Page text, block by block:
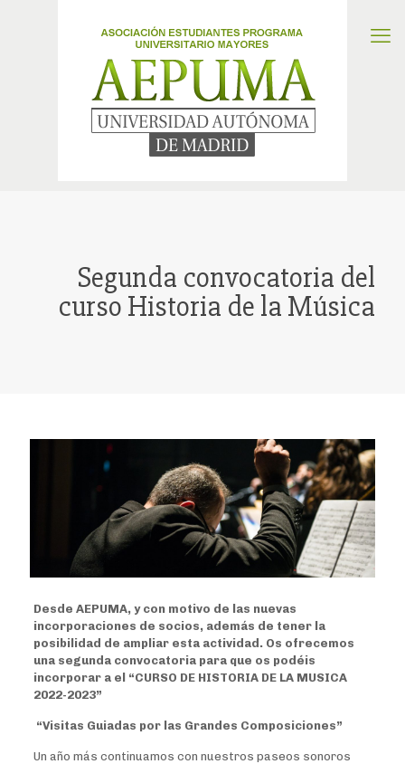
Segunda convocatoria del
curso Historia de la Música
Desde AEPUMA, y con motivo de las nuevas
incorporaciones de socios, además de tener la
posibilidad de ampliar esta actividad. Os ofrecemos
una segunda convocatoria para que os podéis
incorporar a el “CURSO DE HISTORIA DE LA MUSICA
2022-2023”
“Visitas Guiadas por las Grandes Composiciones”
Un año más continuamos con nuestros paseos sonoros